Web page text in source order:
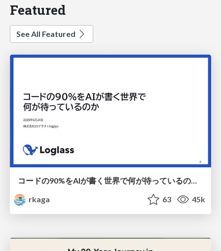
Featured
See All Featured
コードの90%をAIが書く世界で何が待っているのか / What awaits us in a world where 90% of the code is written by AI
rkaga
63 45k